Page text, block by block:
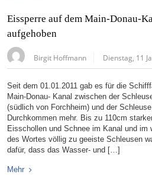
Eissperre auf dem Main-Donau-
aufgehoben
Birgit Hoffmann Dienstag, 11
Seit dem 01.01.2011 gab es für die
Main-Donau- Kanal zwischen der
(südlich von Forchheim) und der
Durchkommen mehr. Bis zu 110cm
Eisschollen und Schnee im Kanal und im
des Wortes völlig zu geeiste Schleusen
dafür, dass das Wasser- und […]
Mehr